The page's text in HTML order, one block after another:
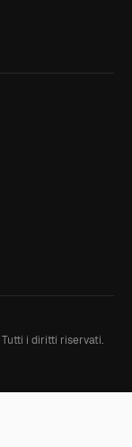
Tutti i diritti riservati.